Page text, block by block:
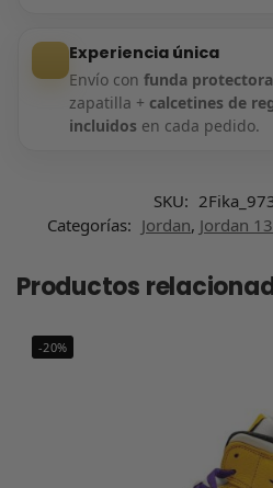
Experiencia única
Envío con funda protectora
zapatilla + calcetines de
incluidos en cada pedido.
SKU:
Categorías: Jordan, Jordan 13
Productos
-20%